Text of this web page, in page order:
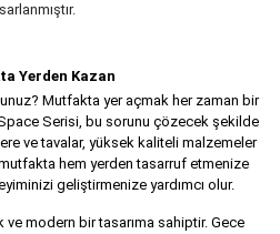
Yerden Kazan
Mutfakta yer açmak her zaman bir
Serisi, bu sorunu çözecek şekilde
ve tavalar, yüksek kaliteli malzemeler
hem yerden tasarruf etmenize
geliştirmenize yardımcı olur.
ve modern bir tasarıma sahiptir. Gece